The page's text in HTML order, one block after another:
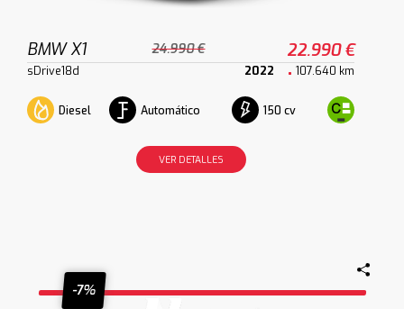
BMW X1 24.990 € 22.990 €
sDrive18d 2022 107.640 km
Diesel Automático 150 cv
VER DETALLES
-7%